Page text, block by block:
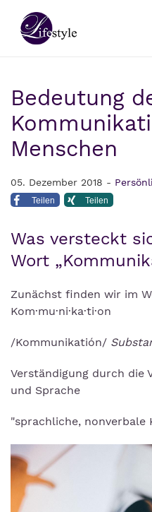
Bedeutung
Menschen
05. Dezember 2018 -
Teilen Teilen
Was versteckt
Wort
Zunächst finden wir im
Kom·mu·ni·ka·ti·on
/Kommunikatión/
Verständigung durch die
und Sprache
"sprachliche, nonverbale